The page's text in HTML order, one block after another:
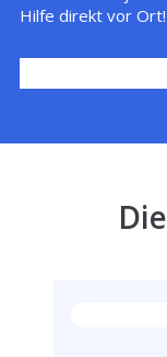
Hilfe direkt vor Ort!